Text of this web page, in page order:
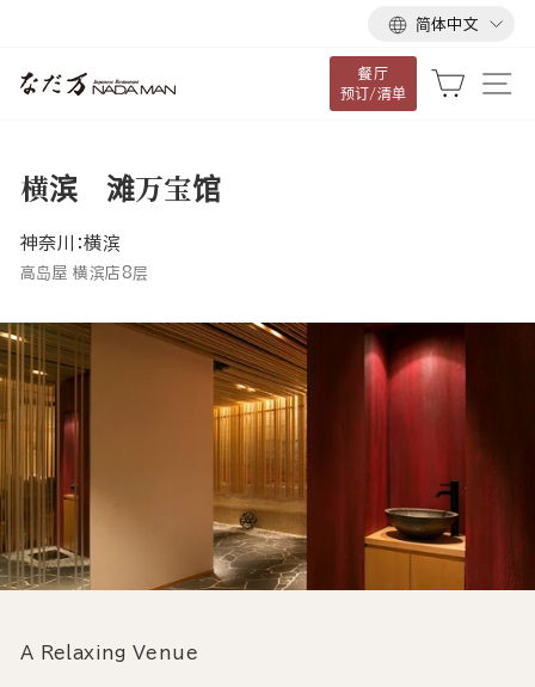
语
言
简体中文
餐厅
预订/清单
大车
横滨 滩万宝馆
神奈川：横滨
高岛屋 横滨店8层
A Relaxing Venue